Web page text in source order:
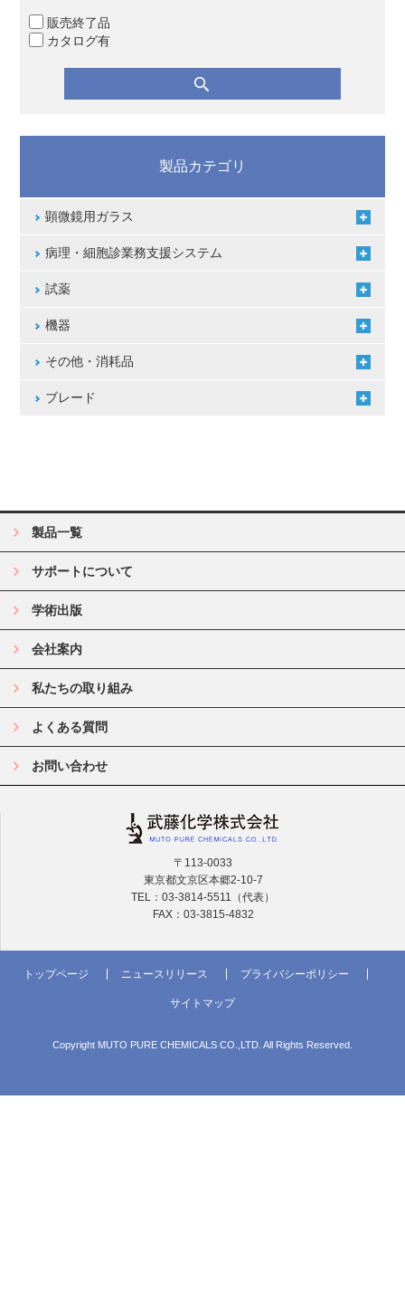
販売終了品
カタログ有
製品カテゴリ
顕微鏡用ガラス
病理・細胞診業務支援システム
試薬
機器
その他・消耗品
ブレード
製品一覧
サポートについて
学術出版
会社案内
私たちの取り組み
よくある質問
お問い合わせ
〒113-0033
東京都文京区本郷2-10-7
TEL：03-3814-5511（代表）
FAX：03-3815-4832
トップページ ニュースリリース プライバシーポリシー
サイトマップ
Copyright MUTO PURE CHEMICALS CO.,LTD. All Rights Reserved.